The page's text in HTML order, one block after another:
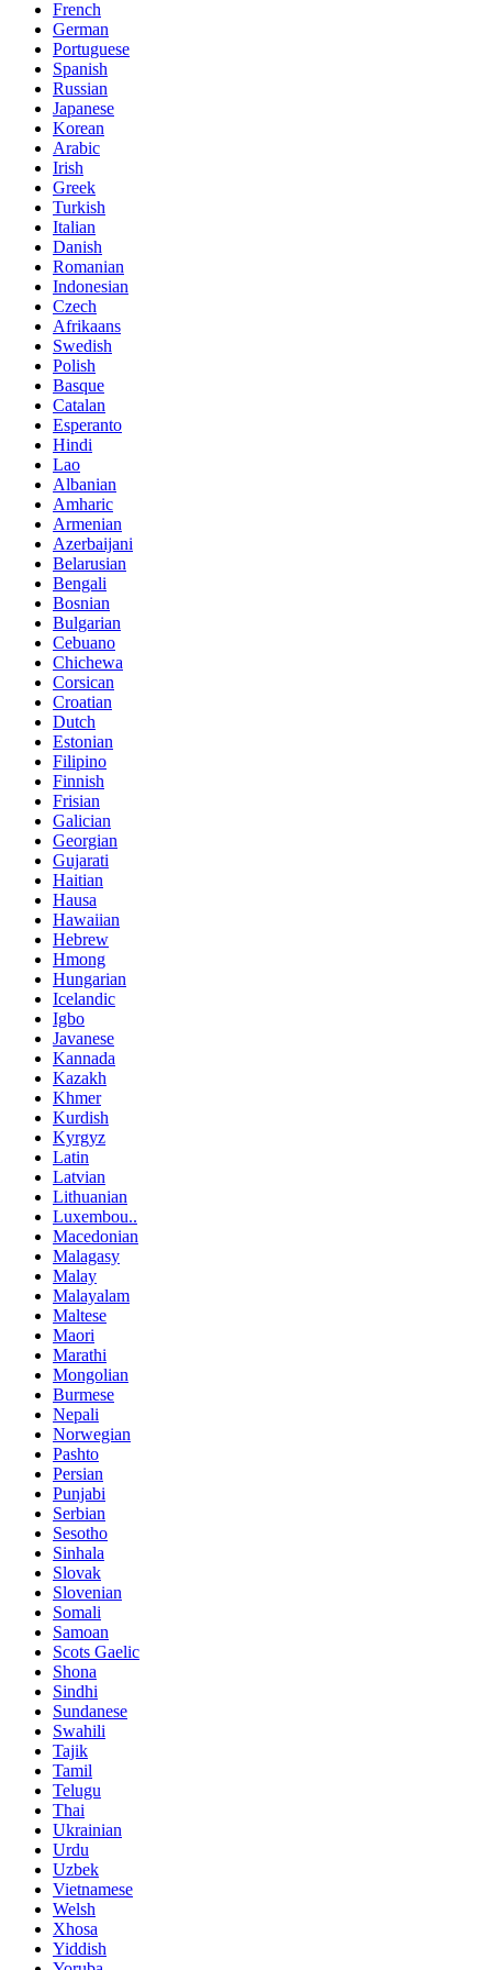
French
German
Portuguese
Spanish
Russian
Japanese
Korean
Arabic
Irish
Greek
Turkish
Italian
Danish
Romanian
Indonesian
Czech
Afrikaans
Swedish
Polish
Basque
Catalan
Esperanto
Hindi
Lao
Albanian
Amharic
Armenian
Azerbaijani
Belarusian
Bengali
Bosnian
Bulgarian
Cebuano
Chichewa
Corsican
Croatian
Dutch
Estonian
Filipino
Finnish
Frisian
Galician
Georgian
Gujarati
Haitian
Hausa
Hawaiian
Hebrew
Hmong
Hungarian
Icelandic
Igbo
Javanese
Kannada
Kazakh
Khmer
Kurdish
Kyrgyz
Latin
Latvian
Lithuanian
Luxembou..
Macedonian
Malagasy
Malay
Malayalam
Maltese
Maori
Marathi
Mongolian
Burmese
Nepali
Norwegian
Pashto
Persian
Punjabi
Serbian
Sesotho
Sinhala
Slovak
Slovenian
Somali
Samoan
Scots Gaelic
Shona
Sindhi
Sundanese
Swahili
Tajik
Tamil
Telugu
Thai
Ukrainian
Urdu
Uzbek
Vietnamese
Welsh
Xhosa
Yiddish